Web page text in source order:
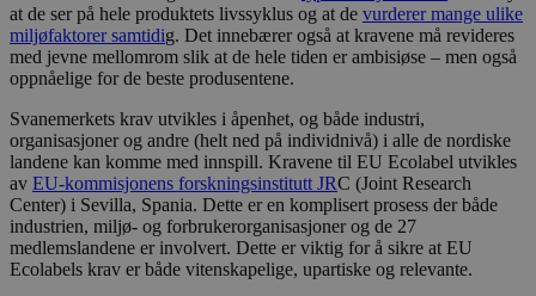
at de ser på hele produktets livssyklus og at de vurderer mange ulike
miljøfaktorer samtidig. Det innebærer også at kravene må revideres
med jevne mellomrom slik at de hele tiden er ambisiøse – men også
oppnåelige for de beste produsentene.
Svanemerkets krav utvikles i åpenhet, og både industri,
organisasjoner og andre (helt ned på individnivå) i alle de nordiske
landene kan komme med innspill. Kravene til EU Ecolabel utvikles
av EU-kommisjonens forskningsinstitutt JRC (Joint Research
Center) i Sevilla, Spania. Dette er en komplisert prosess der både
industrien, miljø- og forbrukerorganisasjoner og de 27
medlemslandene er involvert. Dette er viktig for å sikre at EU
Ecolabels krav er både vitenskapelige, upartiske og relevante.